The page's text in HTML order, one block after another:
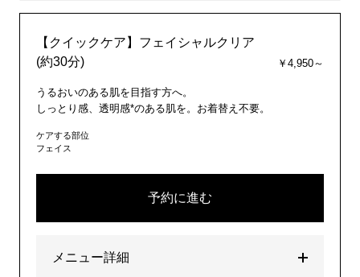
【クイックケア】フェイシャルクリア
(約30分)
￥4,950～
うるおいのある肌を目指す方へ。
しっとり感、透明感*のある肌を。お着替え不要。
ケアする部位
フェイス
予約に進む
メニュー詳細